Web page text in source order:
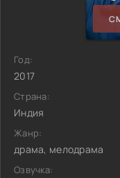
Год:
2017
Страна:
Индия
Жанр:
драма, мелодрама
Озвучка: